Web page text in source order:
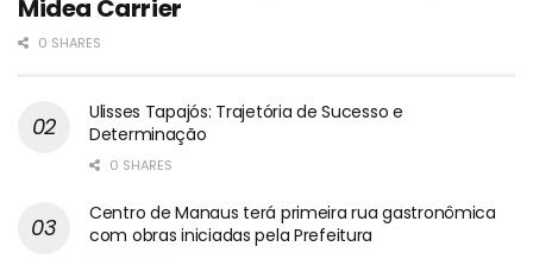
Midea Carrier
0 SHARES
Ulisses Tapajós: Trajetória de Sucesso e
Determinação
0 SHARES
Centro de Manaus terá primeira rua gastronômica
com obras iniciadas pela Prefeitura